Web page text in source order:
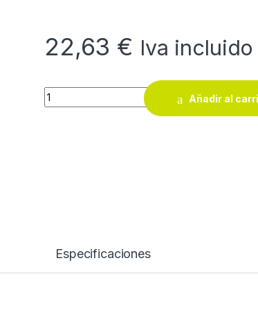
22,63 € Iva incluido
Falsa escuadra Acha con mango de
Añadir al
Especificaciones